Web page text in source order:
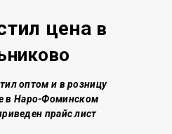
цена в
оптом и в розницу
в Наро-Фоминском
прайс лист